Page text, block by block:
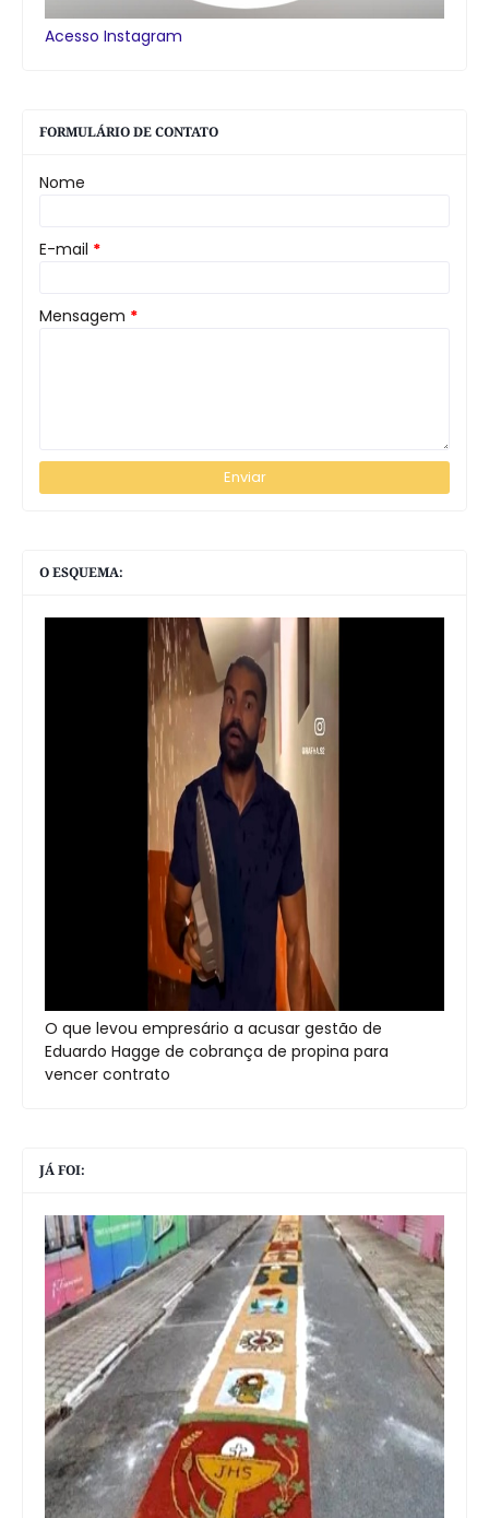
Acesso Instagram
FORMULÁRIO DE CONTATO
Nome
E-mail *
Mensagem *
O ESQUEMA:
O que levou empresário a acusar gestão de
Eduardo Hagge de cobrança de propina para
vencer contrato
JÁ FOI: